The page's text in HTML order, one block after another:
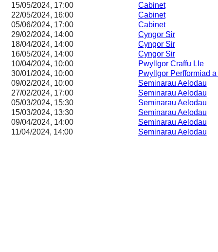
15/05/2024, 17:00 Cabinet
22/05/2024, 16:00 Cabinet
05/06/2024, 17:00 Cabinet
29/02/2024, 14:00 Cyngor Sir
18/04/2024, 14:00 Cyngor Sir
16/05/2024, 14:00 Cyngor Sir
10/04/2024, 10:00 Pwyllgor Craffu Lle
30/01/2024, 10:00
Pwyllgor Perfformiad
09/02/2024, 10:00
Seminarau Aelodau
27/02/2024, 17:00 Seminarau Aelodau
05/03/2024, 15:30 Seminarau Aelodau
15/03/2024, 13:30 Seminarau Aelodau
09/04/2024, 14:00 Seminarau Aelodau
11/04/2024, 14:00 Seminarau Aelodau